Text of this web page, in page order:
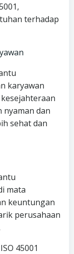
terhadap
karyawan
nyaman dan
sehat dan
mata
keuntungan
perusahaan
45001